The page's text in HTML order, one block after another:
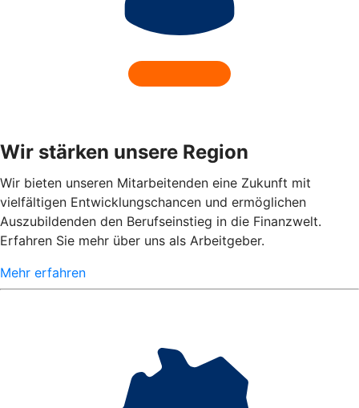
Wir stärken unsere Region
Wir bieten unseren Mitarbeitenden eine Zukunft mit
vielfältigen Entwicklungschancen und ermöglichen
Auszubildenden den Berufseinstieg in die Finanzwelt.
Erfahren Sie mehr über uns als Arbeitgeber.
Mehr erfahren